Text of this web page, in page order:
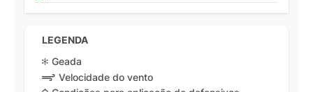
LEGENDA
Geada
Velocidade do vento